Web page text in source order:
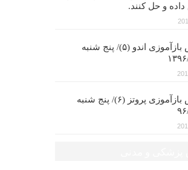
و حل کنند.
گزارش بازآموزی اندو (۵)/ پنج شنبه
۰۹
گزارش بازآموزی پروتز (۶)/ پنج شنبه